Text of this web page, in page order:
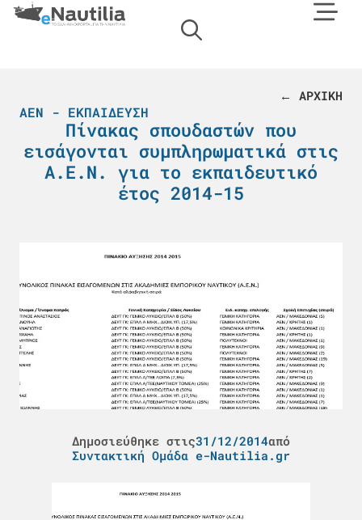
← ΑΡΧΙΚΗ
ΑΕΝ - ΕΚΠΑΊΔΕΥΣΗ
Πίνακας σπουδαστών που
εισάγονται συμπληρωματικά στις
Α.Ε.Ν. για το εκπαιδευτικό
έτος 2014-15
Δημοσιεύθηκε στις31/12/2014από
Συντακτική Ομάδα e-Nautilia.gr